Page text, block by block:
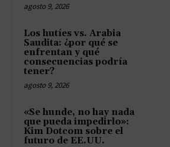
agosto 9, 2026
Los hutíes vs. Arabia
Saudita: ¿por qué se
enfrentan y qué
consecuencias podría
tener?
agosto 9, 2026
«Se hunde, no hay nada
que pueda impedirlo»:
Kim Dotcom sobre el
futuro de EE.UU.